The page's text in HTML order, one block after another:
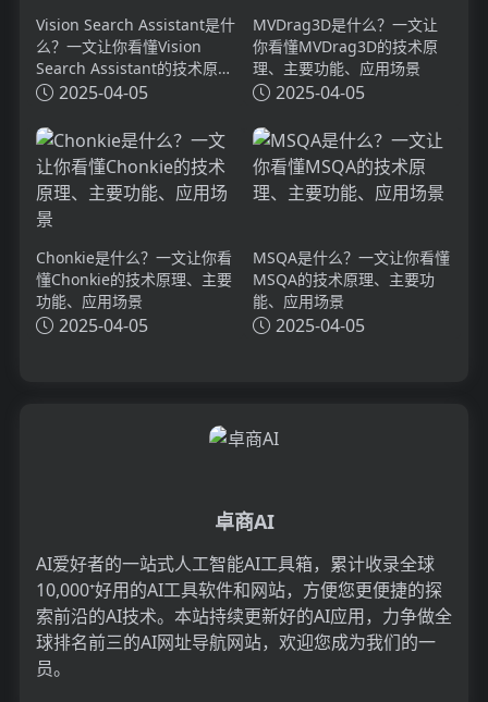
Vision Search Assistant是什
么？一文让你看懂Vision
Search Assistant的技术原
理、主要功能、应用场景
2025-04-05
MVDrag3D是什么？一文让
你看懂MVDrag3D的技术原
理、主要功能、应用场景
2025-04-05
Chonkie是什么？一文让你看
懂Chonkie的技术原理、主要
功能、应用场景
2025-04-05
MSQA是什么？一文让你看懂
MSQA的技术原理、主要功
能、应用场景
2025-04-05
卓商AI
AI爱好者的一站式人工智能AI工具箱，累计收录全球
10,000⁺好用的AI工具软件和网站，方便您更便捷的探
索前沿的AI技术。本站持续更新好的AI应用，力争做全
球排名前三的AI网址导航网站，欢迎您成为我们的一
员。